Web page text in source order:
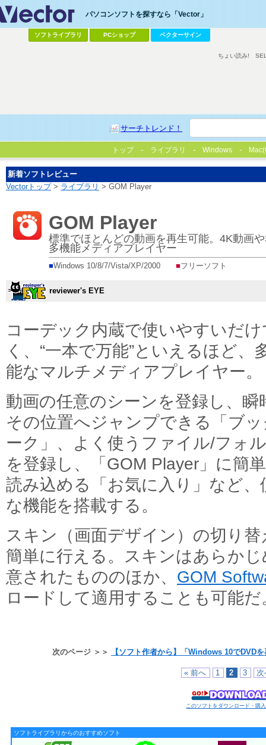
パソコンソフトを探すなら「Vector」
ソフトライブラリ PCショップ ベクターサイン
サーチトレンド！
ちょい読み!
トップ ライブラリ Windows
新着ソフトレビュー
Vectorトップ> ライブラリ > GOM Player
GOM Player
標準でほとんどの動画を再生可能。4K動画
多機能メディアプレイヤー
■Windows 10/8/7/Vista/XP/2000 ■フリーソフト
reviewer's EYE
コーデック内蔵で使いやすいだ
く、“一本で万能”といえるほど、
能なマルチメディアプレイヤー。
動画の任意のシーンを登録し、瞬
その位置へジャンプできる「ブ
ーク」、よく使うファイル/フォ
を登録し、「GOM Player」に簡
読み込める「お気に入り」など、
な機能を搭載する。
スキン（画面デザイン）の切り替
簡単に行える。スキンはあらかじ
意されたもののほか、 GOM
ロードして適用することも可能だ
次のページ ＞＞ 【ソフト作者から】「Windows 10でDVD
« 前へ 1 2 3
このソフトをダウンロード・購
ソフトライブラリからのおすすめソフト